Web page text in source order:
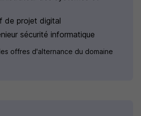
de projet digital
sécurité informatique
offres d'alternance du domaine